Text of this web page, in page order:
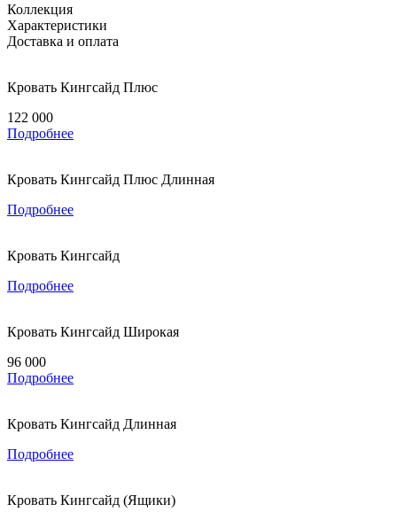
Коллекция
Характеристики
Доставка и оплата
Кровать Кингсайд Плюс
122 000
Подробнее
Кровать Кингсайд Плюс Длинная
Подробнее
Кровать Кингсайд
Подробнее
Кровать Кингсайд Широкая
96 000
Подробнее
Кровать Кингсайд Длинная
Подробнее
Кровать Кингсайд (Ящики)